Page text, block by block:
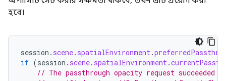
হবে।
session . scene. spatialEnvironment.
if (session . scene. spatialEnvironment.
// The passthrough opacity request succeeded